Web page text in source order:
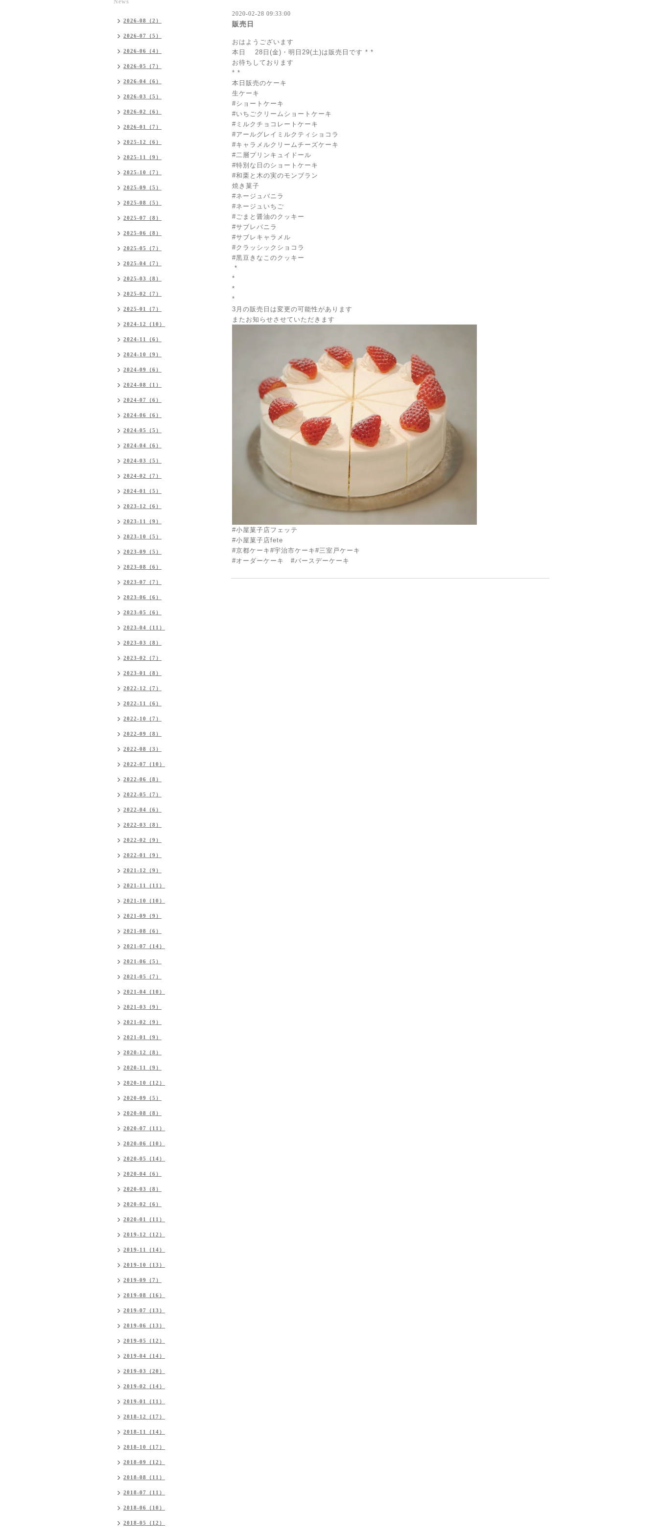
2020-02-28 09:33:00
販売日
おはようございます
本日 28日(金)・明日29(土)は販売日です * *
お待ちしております
* *
本日販売のケーキ
生ケーキ
#ショートケーキ
#いちごクリームショートケーキ
#ミルクチョコレートケーキ
#アールグレイミルクティショコラ
#キャラメルクリームチーズケーキ
#二層プリンキュイドール
#特別な日のショートケーキ
#和栗と木の実のモンブラン
焼き菓子
#ネージュバニラ
#ネージュいちご
#ごまと醤油のクッキー
#サブレバニラ
#サブレキャラメル
#クラッシックショコラ
#黒豆きなこのクッキー
*
*
*
*
3月の販売日は変更の可能性があります
またお知らせさせていただきます
#小屋菓子店フェッテ
#小屋菓子店fete
#京都ケーキ#宇治市ケーキ#三室戸ケーキ
#オーダーケーキ #バースデーケーキ
News
2026-08（2）
2026-07（5）
2026-06（4）
2026-05（7）
2026-04（6）
2026-03（5）
2026-02（6）
2026-01（7）
2025-12（6）
2025-11（9）
2025-10（7）
2025-09（5）
2025-08（5）
2025-07（8）
2025-06（8）
2025-05（7）
2025-04（7）
2025-03（8）
2025-02（7）
2025-01（7）
2024-12（10）
2024-11（6）
2024-10（9）
2024-09（6）
2024-08（1）
2024-07（6）
2024-06（6）
2024-05（5）
2024-04（6）
2024-03（5）
2024-02（7）
2024-01（5）
2023-12（6）
2023-11（9）
2023-10（5）
2023-09（5）
2023-08（6）
2023-07（7）
2023-06（6）
2023-05（6）
2023-04（11）
2023-03（8）
2023-02（7）
2023-01（8）
2022-12（7）
2022-11（6）
2022-10（7）
2022-09（8）
2022-08（3）
2022-07（10）
2022-06（8）
2022-05（7）
2022-04（6）
2022-03（8）
2022-02（9）
2022-01（9）
2021-12（9）
2021-11（11）
2021-10（10）
2021-09（9）
2021-08（6）
2021-07（14）
2021-06（5）
2021-05（7）
2021-04（10）
2021-03（9）
2021-02（9）
2021-01（9）
2020-12（8）
2020-11（9）
2020-10（12）
2020-09（5）
2020-08（8）
2020-07（11）
2020-06（10）
2020-05（14）
2020-04（6）
2020-03（8）
2020-02（6）
2020-01（11）
2019-12（12）
2019-11（14）
2019-10（13）
2019-09（7）
2019-08（16）
2019-07（13）
2019-06（13）
2019-05（12）
2019-04（14）
2019-03（20）
2019-02（14）
2019-01（11）
2018-12（17）
2018-11（14）
2018-10（17）
2018-09（12）
2018-08（11）
2018-07（11）
2018-06（10）
2018-05（12）